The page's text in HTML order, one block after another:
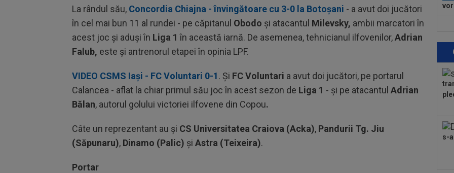
La rândul său, Concordia Chiajna - învingătoare cu 3-0 la Botoșani - a avut doi jucători
în cel mai bun 11 al rundei - pe căpitanul Obodo și atacantul Milevsky, ambii marcatori în
acest joc și aduși în Liga 1 în această iarnă. De asemenea, tehnicianul ilfovenilor,Adrian
Falub, este și antrenorul etapei în opinia LPF.
VIDEO CSMS Iași - FC Voluntari 0-1. Și FCVoluntari a avut doi jucători, pe portarul
Calancea - aflat la chiar primul său joc în acest sezon de Liga 1 - și pe atacantul Adrian
Bălan, autorul golului victoriei ilfovene din Copou.
Câte un reprezentant au și CS Universitatea Craiova (Acka), Pandurii Tg. Jiu
(Săpunaru), Dinamo (Palic) și Astra (Teixeira).
Portar
din
s-